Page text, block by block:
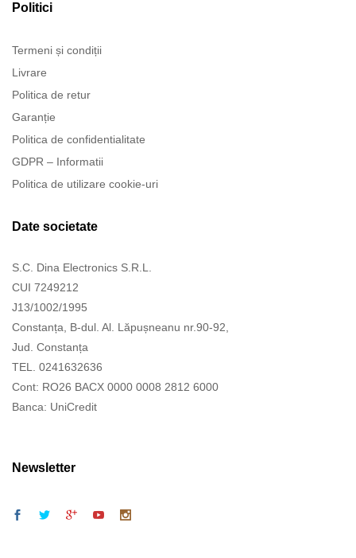
Politici
Termeni și condiții
Livrare
Politica de retur
Garanție
Politica de confidentialitate
GDPR – Informatii
Politica de utilizare cookie-uri
Date societate
S.C. Dina Electronics S.R.L.
CUI 7249212
J13/1002/1995
Constanța, B-dul. Al. Lăpușneanu nr.90-92,
Jud. Constanța
TEL. 0241632636
Cont: RO26 BACX 0000 0008 2812 6000
Banca: UniCredit
Newsletter